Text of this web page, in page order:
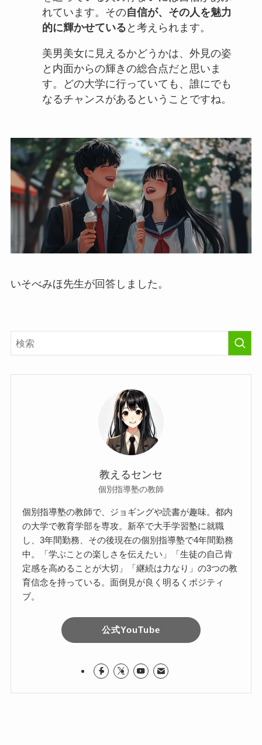
れています。その自信が、その人を魅力
的に輝かせている と考えられます。
美男美女に見えるかどうかは、外見の姿
と内面からの輝きの総合点だと思いま
す。どの大学に行っていても、誰にでも
なるチャンスがあるということですね。
いそべみほ先生が回答しました。
教えるセンセ
個別指導塾の教師
個別指導塾の教師で、ジョギングや読書が趣味。都内
の大学で教育学部を専攻。新卒で大手学習塾に就職
し、3年間勤務、その後現在の個別指導塾で4年間勤務
中。「学ぶことの楽しさを伝えたい」「生徒の自己肯
定感を高めることが大切」「継続は力なり」の3つの教
育信念を持っている。面倒見が良く明るくポジティ
ブ。
公式YouTube